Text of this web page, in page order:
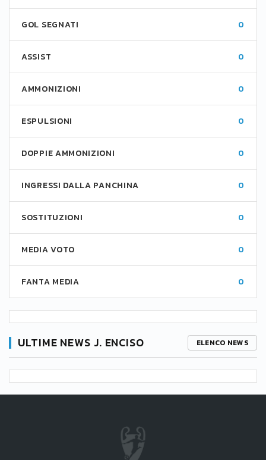
GOL SEGNATI 0
ASSIST 0
AMMONIZIONI 0
ESPULSIONI 0
DOPPIE AMMONIZIONI 0
INGRESSI DALLA PANCHINA 0
SOSTITUZIONI 0
MEDIA VOTO 0
FANTA MEDIA 0
ULTIME NEWS J. ENCISO ELENCO NEWS